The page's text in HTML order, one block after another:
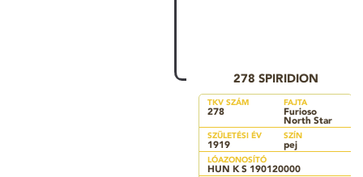
278 SPIRIDION
TKV SZÁM
278
FAJTA
Furioso
North Star
SZÜLETÉSI ÉV
1919
SZÍN
pej
LÓAZONOSÍTÓ
HUN K S 190120000